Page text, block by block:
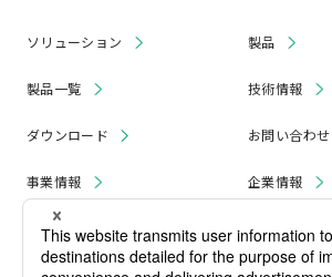
ソリューション 製品
製品一覧 技術情報
ダウンロード お問い合わせ
事業情報 企業情報
お知らせ リコール・無